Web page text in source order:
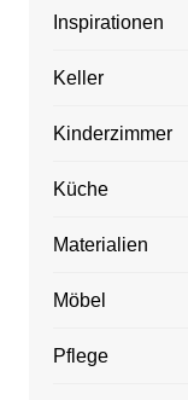
Inspirationen
Keller
Kinderzimmer
Küche
Materialien
Möbel
Pflege